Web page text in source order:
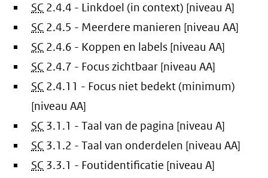
SC 2.4.4 - Linkdoel (in context) [niveau A]
SC 2.4.5 - Meerdere manieren [niveau AA]
SC 2.4.6 - Koppen en labels [niveau AA]
SC 2.4.7 - Focus zichtbaar [niveau AA]
SC 2.4.11 - Focus niet bedekt (minimum)
[niveau AA]
SC 3.1.1 - Taal van de pagina [niveau A]
SC 3.1.2 - Taal van onderdelen [niveau AA]
SC 3.3.1 - Foutidentificatie [niveau A]